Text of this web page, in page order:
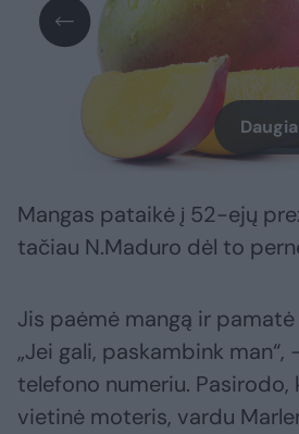
Mangas pataikė į 52-ejų
tačiau N.Maduro dėl to
Jis paėmė mangą ir pamatė
„Jei gali, paskambink
telefono numeriu.
vietinė moteris, vardu